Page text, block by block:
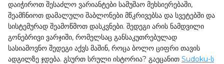
დაიჭიროთ შესაძლო ვარიანტები სამუშაო მეხსიერებაში,
შეამჩნიოთ დამალული შაბლონები მწკრივებსა და სვეტებში და
სისტემურად შეამოწმოთ დასკვნები. შედეგი არის ნამდვილი
გონებრივი ვარჯიში, რომელსაც განსაკუთრებულად
სასიამოვნო შედეგი აქვს მაშინ, როცა ბოლო ციფრი თავის
ადგილზე ჯდება. გსურთ სრული ისტორია? გაეცანით Sudoku-ს